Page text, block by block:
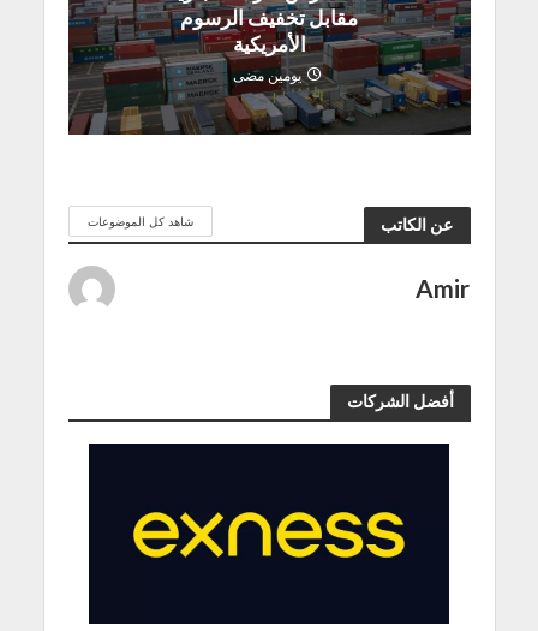
مقابل تخفيف الرسوم
الأمريكية
يومين مضى
عن الكاتب شاهد كل الموضوعات
Amir
أفضل الشركات